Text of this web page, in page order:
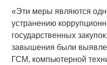
«Эти меры являются
устранению
государственных
завышения были
ГСМ, компьютерной